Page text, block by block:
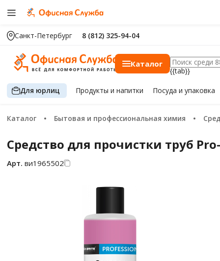
Санкт-Петербург 8 (812) 325-94-04
Каталог
{{tab}}
Для юрлиц Продуктыи напитки Посуда и упаковка
Каталог Бытовая и профессиональная химия
Средство для прочистки труб
Арт. ви1965502